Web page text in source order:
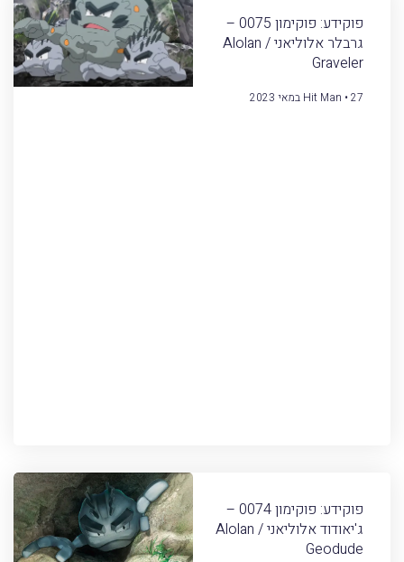
פוקידע: פוקימון 0075 –
גרבלר אלוליאני / Alolan
Graveler
Hit Man 27 במאי 2023
פוקידע: פוקימון 0074 –
ג'יאודוד אלוליאני / Alolan
Geodude